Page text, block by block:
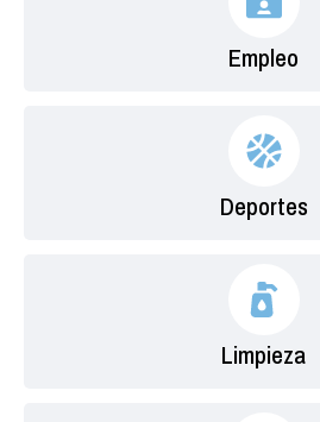
Empleo
Deportes
Limpieza